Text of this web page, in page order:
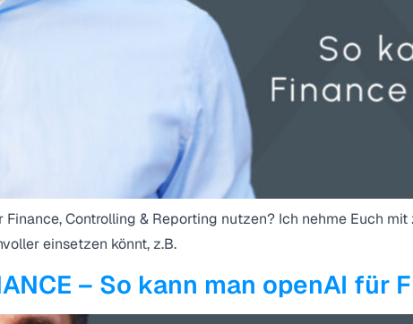
Finance, Controlling & Reporting nutzen? Ich nehme Euch
einsetzen könnt, z.B.
– So kann man openAI für